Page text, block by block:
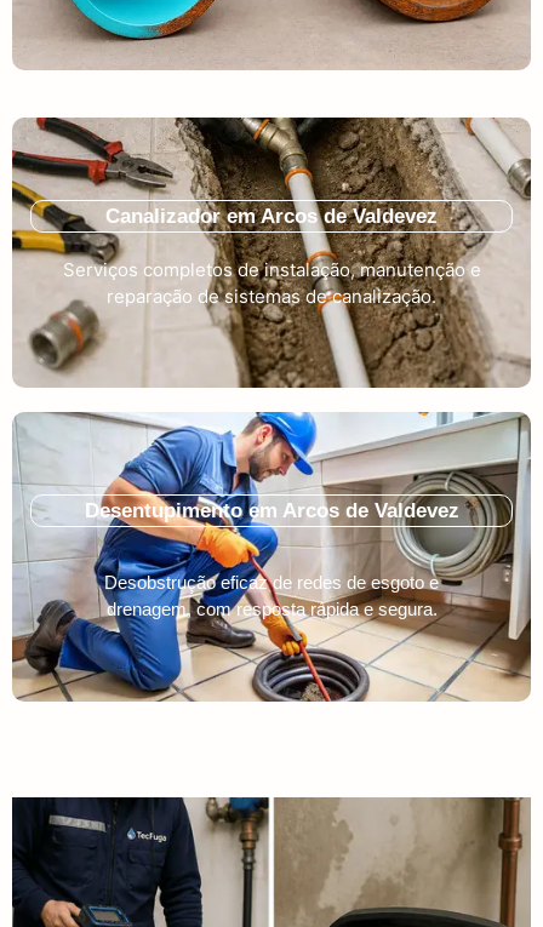
Canalizador em Arcos de Valdevez
Serviços completos de instalação, manutenção e
reparação de sistemas de canalização.
Desentupimento em Arcos de Valdevez
Desobstrução eficaz de redes de esgoto e
drenagem, com resposta rápida e segura.